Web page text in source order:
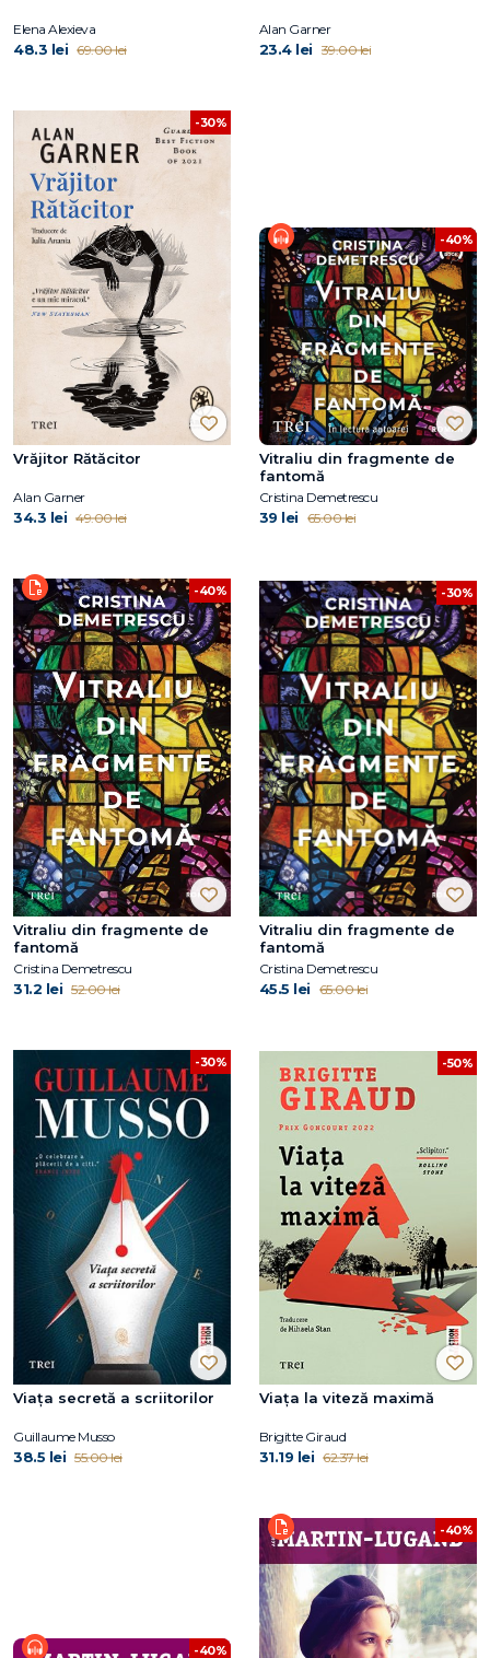
Elena Alexieva
48.3 lei 69.00 lei
Alan Garner
23.4 lei 39.00 lei
-30%
Vrăjitor Rătăcitor
Alan Garner
34.3 lei 49.00 lei
-40%
Vitraliu din fragmente de
fantomă
Cristina Demetrescu
39 lei 65.00 lei
-40%
Vitraliu din fragmente de
fantomă
Cristina Demetrescu
31.2 lei 52.00 lei
-30%
Vitraliu din fragmente de
fantomă
Cristina Demetrescu
45.5 lei 65.00 lei
-30%
Viața secretă a scriitorilor
Guillaume Musso
38.5 lei 55.00 lei
-50%
Viața la viteză maximă
Brigitte Giraud
31.19 lei 62.37 lei
-40%
-40%